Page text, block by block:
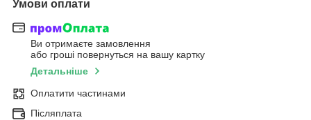
Умови оплати
Ви отримаєте замовлення
або гроші повернуться на вашу картку
Детальніше
Оплатити частинами
Післяплата